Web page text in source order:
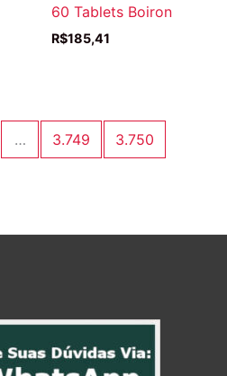
60 Tablets Boiron
R$185,41
… 3.749 3.750